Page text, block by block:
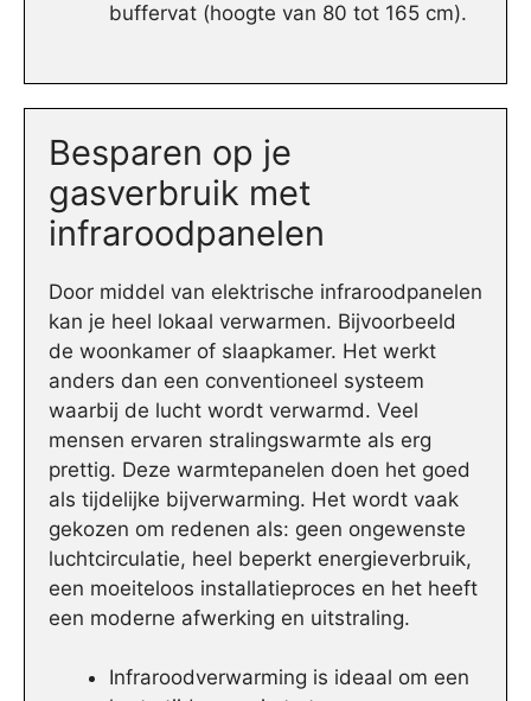
buffervat (hoogte van 80 tot 165 cm).
Besparen op je
gasverbruik met
infraroodpanelen
Door middel van elektrische infraroodpanelen
kan je heel lokaal verwarmen. Bijvoorbeeld
de woonkamer of slaapkamer. Het werkt
anders dan een conventioneel systeem
waarbij de lucht wordt verwarmd. Veel
mensen ervaren stralingswarmte als erg
prettig. Deze warmtepanelen doen het goed
als tijdelijke bijverwarming. Het wordt vaak
gekozen om redenen als: geen ongewenste
luchtcirculatie, heel beperkt energieverbruik,
een moeiteloos installatieproces en het heeft
een moderne afwerking en uitstraling.
Infraroodverwarming is ideaal om een